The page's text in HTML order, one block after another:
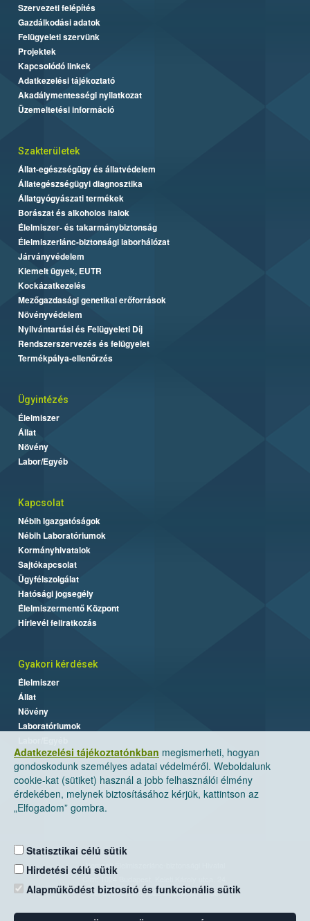
Adatkezelési tájékoztatónkban megismerheti, hogyan
gondoskodunk személyes adatai védelméről. Weboldalunk
cookie-kat (sütiket) használ a jobb felhasználói élmény
érdekében, melynek biztosításához kérjük, kattintson az
„Elfogadom” gombra.
Statisztikai célú sütik
Hirdetési célú sütik
Alapműködést biztosító és funkcionális sütik
Szervezeti felépítés
Gazdálkodási adatok
Felügyeleti szervünk
Projektek
Kapcsolódó linkek
Adatkezelési tájékoztató
Akadálymentességi nyilatkozat
Üzemeltetési információ
Szakterületek
Állat-egészségügy és állatvédelem
Állategészségügyi diagnosztika
Állatgyógyászati termékek
Borászat és alkoholos italok
Élelmiszer- és takarmánybiztonság
Élelmiszerlánc-biztonsági laborhálózat
Járványvédelem
Kiemelt ügyek, EUTR
Kockázatkezelés
Mezőgazdasági genetikai erőforrások
Növényvédelem
Nyilvántartási és Felügyeleti Díj
Rendszerszervezés és felügyelet
Termékpálya-ellenőrzés
Ügyintézés
Élelmiszer
Állat
Növény
Labor/Egyéb
Kapcsolat
Nébih Igazgatóságok
Nébih Laboratóriumok
Kormányhivatalok
Sajtókapcsolat
Ügyfélszolgálat
Hatósági jogsegély
Élelmiszermentő Központ
Hírlevél feliratkozás
Gyakori kérdések
Élelmiszer
Állat
Növény
Laboratóriumok
Nemzeti Élelmiszerlánc-biztonsági Hivatal
Levelezési cím: 1525 Budapest. Pf. 30.